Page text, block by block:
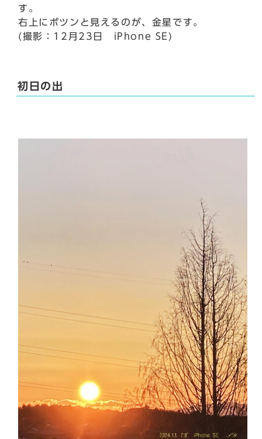
す。
右上にポツンと見えるのが、金星です。
(撮影：12月23日 iPhone SE)
初日の出